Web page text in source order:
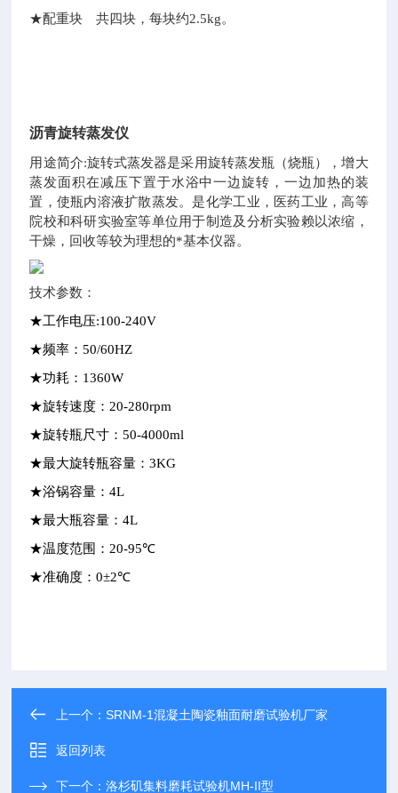
★配重块 共四块，每块约2.5kg。
沥青旋转蒸发仪
用途简介:旋转式蒸发器是采用旋转蒸发瓶（烧瓶），增大
蒸发面积在减压下置于水浴中一边旋转，一边加热的装
置，使瓶内溶液扩散蒸发。是化学工业，医药工业，高等
院校和科研实验室等单位用于制造及分析实验赖以浓缩，
干燥，回收等较为理想的*基本仪器。
技术参数：
★工作电压:100-240V
★频率：50/60HZ
★功耗：1360W
★旋转速度：20-280rpm
★旋转瓶尺寸：50-4000ml
★最大旋转瓶容量：3KG
★浴锅容量：4L
★最大瓶容量：4L
★温度范围：20-95℃
★准确度：0±2℃
上一个：SRNM-1混凝土陶瓷釉面耐磨试验机厂家
返回列表
下一个：洛杉矶集料磨耗试验机MH-II型